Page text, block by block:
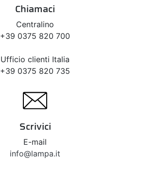
Chiamaci
Centralino
+39 0375 820 700
Ufficio clienti Italia
+39 0375 820 735
Scrivici
E-mail
info@lampa.it